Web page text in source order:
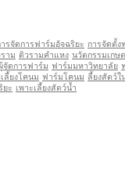
ารจัดการฟาร์มอัจฉริยะ การจัดตั้
าม ติวรามคำแหง นวัตกรรมเกษ
จัดการฟาร์ม ฟาร์มมหาวิทยาลัย
ลี้ยงโคนม ฟาร์มโคนม ลี้ยงสัตว์ใ
ยะ เพาะเลี้ยงสัตว์นํ้า